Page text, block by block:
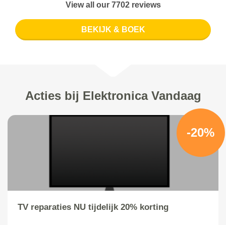
View all our 7702 reviews
BEKIJK & BOEK
Acties bij Elektronica Vandaag
-20%
TV reparaties NU tijdelijk 20% korting